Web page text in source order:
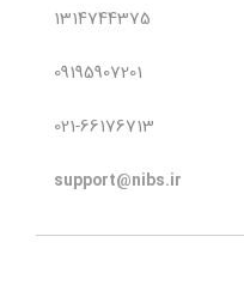
1314744375
09195907201
021-66176713
support@nibs.ir